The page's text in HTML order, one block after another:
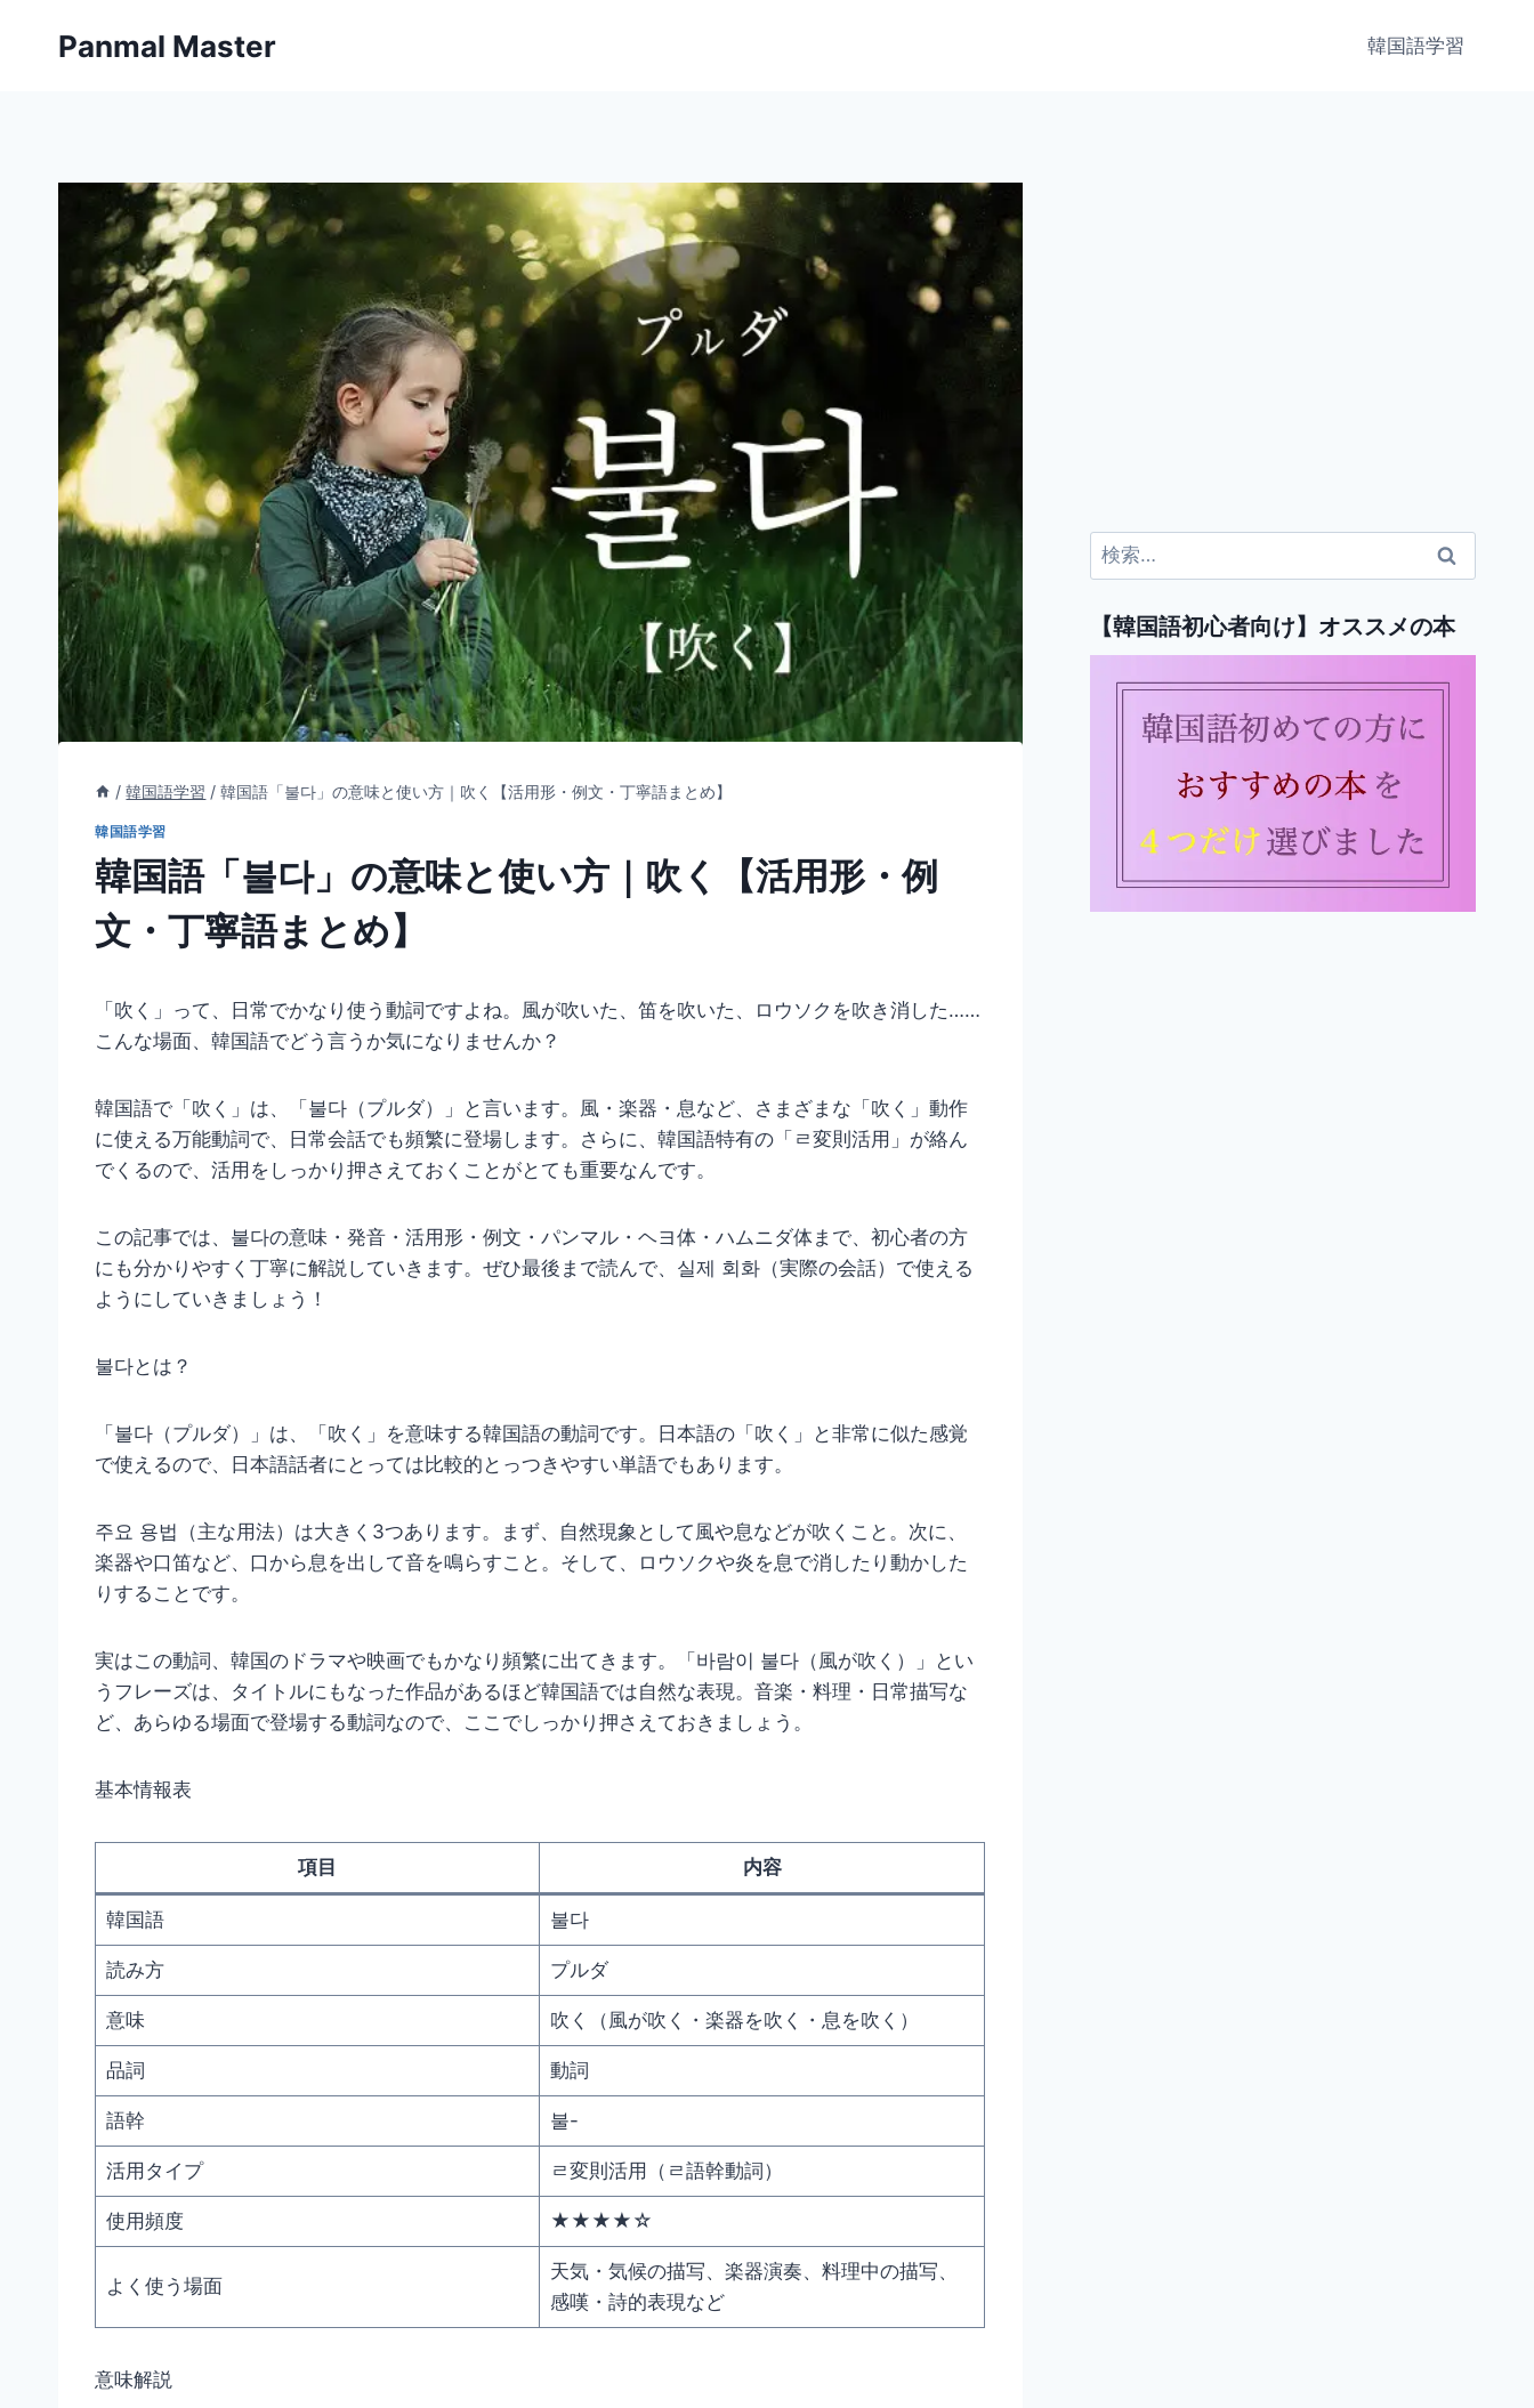
Panmal Master 韓国語学習
/ 韓国語学習 / 韓国語「불다」の意味と使い方｜吹く【活用形・例文・丁寧語まとめ】
韓国語学習
韓国語「불다」の意味と使い方｜吹く【活用形・例
文・丁寧語まとめ】
「吹く」って、日常でかなり使う動詞ですよね。風が吹いた、笛を吹いた、ロウソクを吹き消した……
こんな場面、韓国語でどう言うか気になりませんか？
韓国語で「吹く」は、「불다（プルダ）」と言います。風・楽器・息など、さまざまな「吹く」動作
に使える万能動詞で、日常会話でも頻繁に登場します。さらに、韓国語特有の「ㄹ変則活用」が絡ん
でくるので、活用をしっかり押さえておくことがとても重要なんです。
この記事では、불다の意味・発音・活用形・例文・パンマル・ヘヨ体・ハムニダ体まで、初心者の方
にも分かりやすく丁寧に解説していきます。ぜひ最後まで読んで、실제 회화（実際の会話）で使える
ようにしていきましょう！
불다とは？
「불다（プルダ）」は、「吹く」を意味する韓国語の動詞です。日本語の「吹く」と非常に似た感覚
で使えるので、日本語話者にとっては比較的とっつきやすい単語でもあります。
주요 용법（主な用法）は大きく3つあります。まず、自然現象として風や息などが吹くこと。次に、
楽器や口笛など、口から息を出して音を鳴らすこと。そして、ロウソクや炎を息で消したり動かした
りすることです。
実はこの動詞、韓国のドラマや映画でもかなり頻繁に出てきます。「바람이 불다（風が吹く）」とい
うフレーズは、タイトルにもなった作品があるほど韓国語では自然な表現。音楽・料理・日常描写な
ど、あらゆる場面で登場する動詞なので、ここでしっかり押さえておきましょう。
基本情報表
項目 内容
韓国語 불다
読み方 プルダ
意味 吹く（風が吹く・楽器を吹く・息を吹く）
品詞 動詞
語幹 불-
活用タイプ ㄹ変則活用（ㄹ語幹動詞）
使用頻度 ★★★★☆
よく使う場面
天気・気候の描写、楽器演奏、料理中の描写、
感嘆・詩的表現など
意味解説
検
索:
【韓国語初心者向け】オススメの本